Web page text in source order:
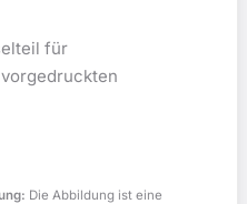
für
Die Abbildung ist eine